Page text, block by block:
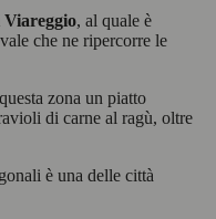
, al quale è
che ne ripercorre le
zona un piatto
di carne al ragù, oltre
è una delle città